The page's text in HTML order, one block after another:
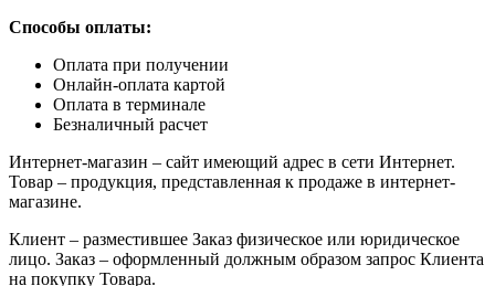
Способы оплаты:
Оплата при получении
Онлайн-оплата картой
Оплата в терминале
Безналичный расчет
Интернет-магазин – сайт имеющий адрес в сети Интернет.
Товар – продукция, представленная к продаже в интернет-
магазине.
Клиент – разместившее Заказ физическое или юридическое
лицо. Заказ – оформленный должным образом запрос Клиента
на покупку Товара.